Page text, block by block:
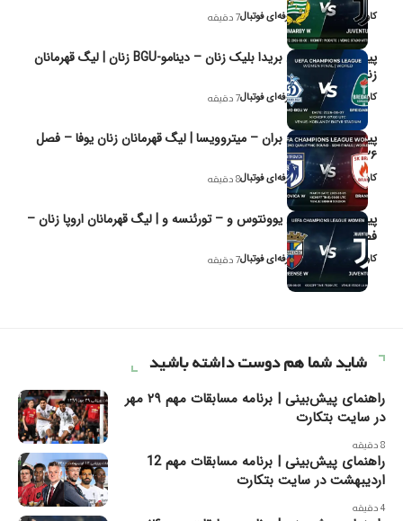
کاوه نیک‌فر، تحلیل‌گر حرفه‌ای فوتبال7 دقیقه
پیش‌بینی و تحلیل بریدا بلیک زنان – دینامو-BGU زنان | لیگ قهرمانان
زنان یوفا
کاوه نیک‌فر، تحلیل‌گر حرفه‌ای فوتبال7 دقیقه
پیش‌بینی و تحلیل بران – میتروویسا | لیگ قهرمانان زنان یوفا – فصل
۲۰۲۶
کاوه نیک‌فر، تحلیل‌گر حرفه‌ای فوتبال8 دقیقه
پیش‌بینی و تحلیل یوونتوس و – تورئنسه و | لیگ قهرمانان اروپا زنان –
فصل ۲۰۲۶
کاوه نیک‌فر، تحلیل‌گر حرفه‌ای فوتبال7 دقیقه
شاید شما هم دوست داشته باشید
راهنمای پیش‌بینی | برنامه مسابقات مهم ۲۹ مهر
در سایت بتکارت
8 دقیقه
راهنمای پیش‌بینی | برنامه مسابقات مهم 12
اردیبهشت در سایت بتکارت
4 دقیقه